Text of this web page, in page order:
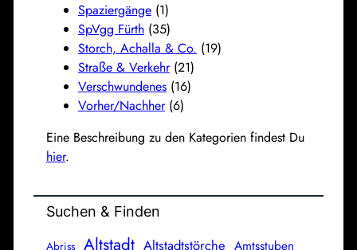
Spaziergänge(1)
SpVgg Fürth(35)
Storch, Achalla & Co. (19)
Straße & Verkehr(21)
Verschwundenes(16)
Vorher/Nachher(6)
Eine Beschreibung zu den Kategorien findest Du
hier.
Suchen & Finden
Abriss Altstadt Altstadtstörche Amtsstuben